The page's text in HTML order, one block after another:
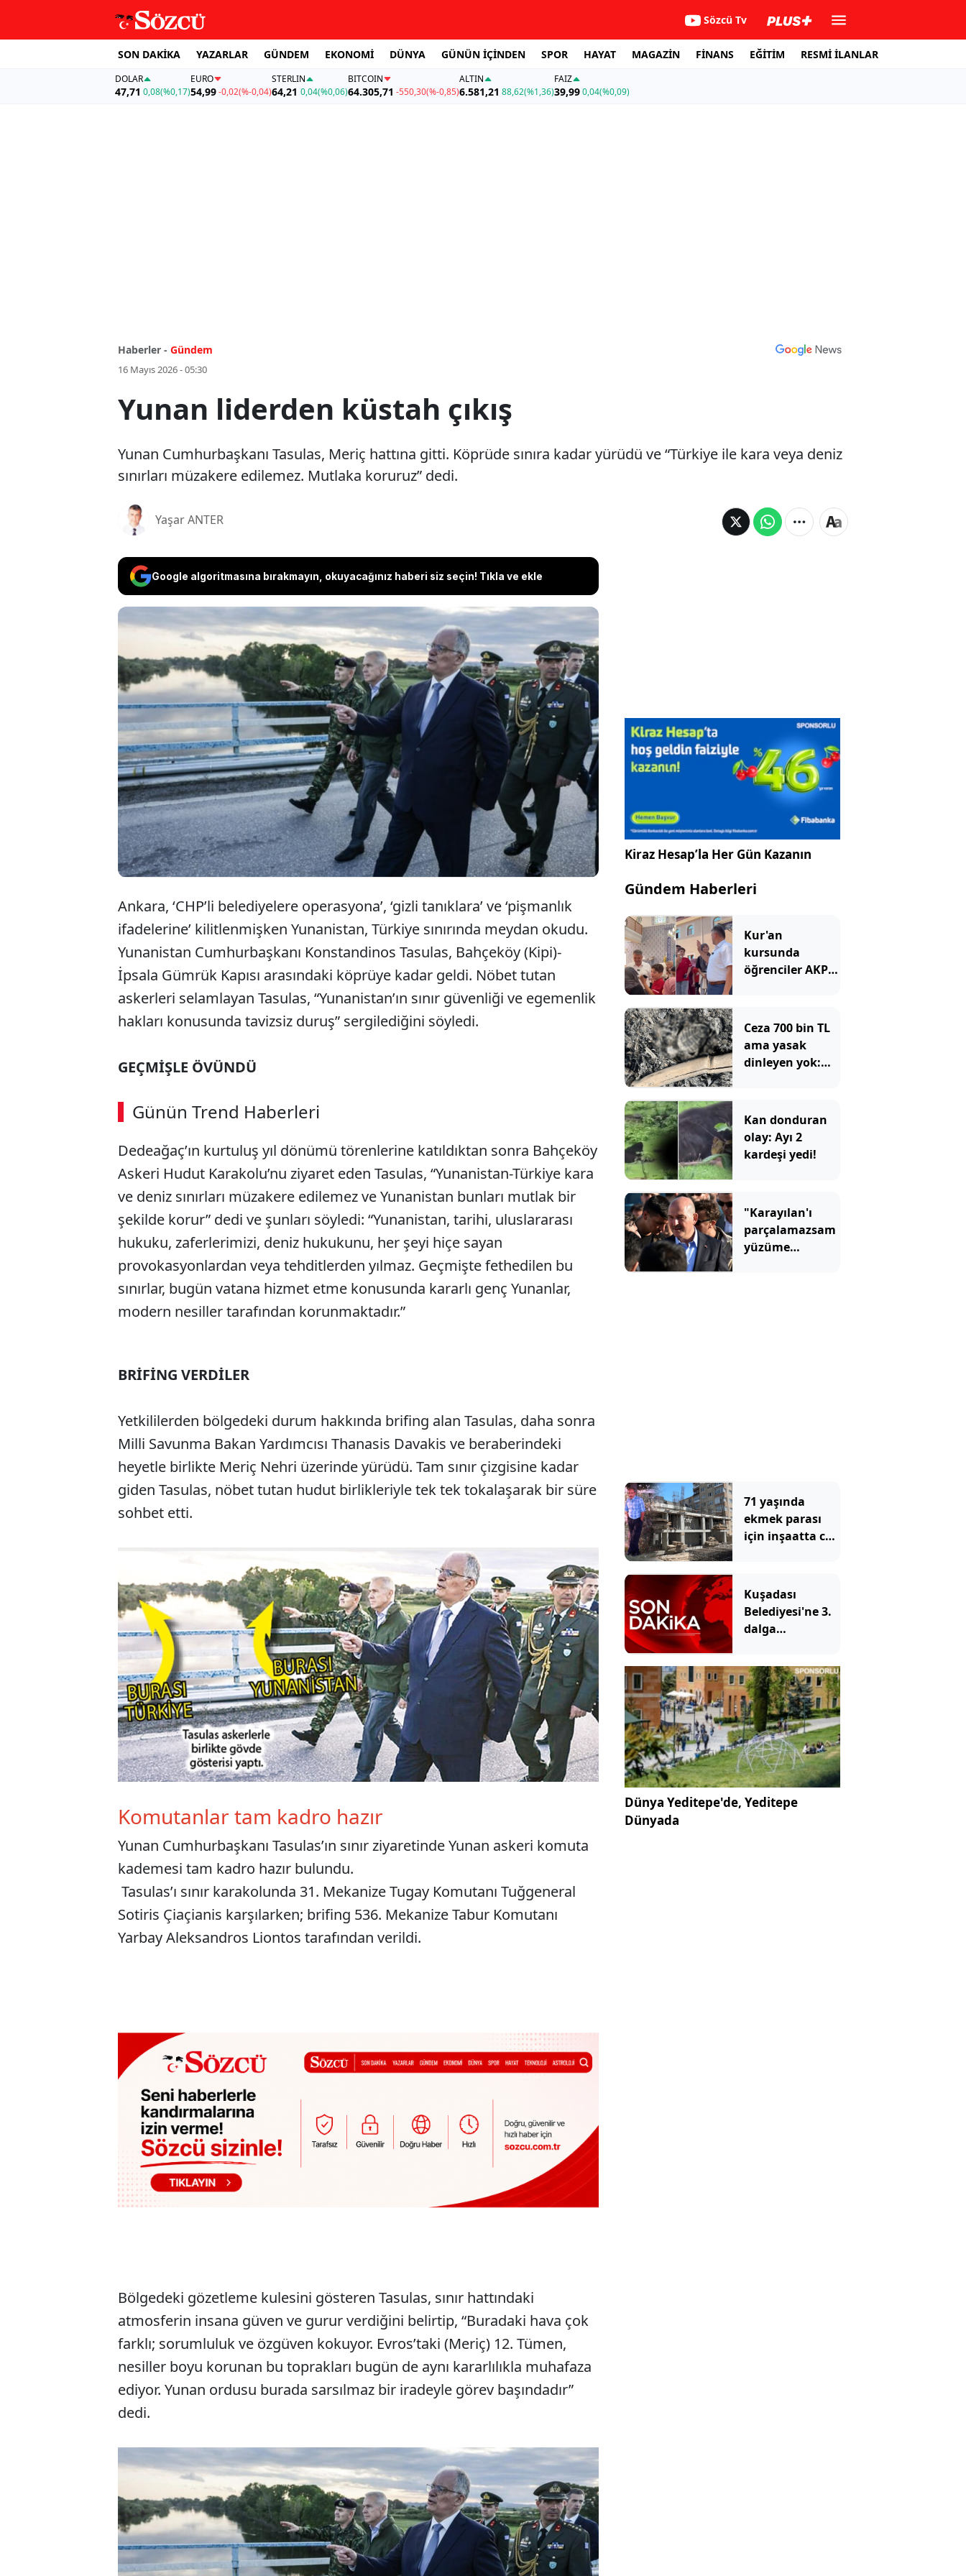
Sözcü Tv
SON DAKİKA YAZARLAR GÜNDEM EKONOMİ DÜNYA GÜNÜN İÇİNDEN SPOR HAYAT MAGAZİN FİNANS EĞİTİM RESMİ İLANLAR
DOLAR
47,71 0,08(%0,17)
EURO
54,99 -0,02(%-0,04)
STERLIN
64,21 0,04(%0,06)
BITCOIN
64.305,71 -550,30(%-0,85)
ALTIN
6.581,21 88,62(%1,36)
FAİZ
39,990,04(%0,09)
Haberler - Gündem
16 Mayıs 2026 - 05:30
Yunan liderden küstah çıkış
Yunan Cumhurbaşkanı Tasulas, Meriç hattına gitti. Köprüde sınıra kadar yürüdü ve “Türkiye ile kara veya deniz
sınırları müzakere edilemez. Mutlaka koruruz” dedi.
Yaşar ANTER
Google algoritmasına bırakmayın, okuyacağınız haberi siz seçin! Tıkla ve ekle
Yunan Cumhurbaşkanı Tasulas, Meriç hattına gitti.
Köprüde sınıra kadar yürüdü ve “Türkiye ile kara veya
deniz sınırları müzakere edilemez. Mutlaka koruruz”
dedi.
Ankara, ‘CHP’li belediyelere operasyona’, ‘gizli tanıklara’ ve ‘pişmanlık
ifadelerine’ kilitlenmişken Yunanistan, Türkiye sınırında meydan okudu.
Yunanistan Cumhurbaşkanı Konstandinos Tasulas, Bahçeköy (Kipi)-
İpsala Gümrük Kapısı arasındaki köprüye kadar geldi. Nöbet tutan
askerleri selamlayan Tasulas, “Yunanistan’ın sınır güvenliği ve egemenlik
hakları konusunda tavizsiz duruş” sergilediğini söyledi.
GEÇMİŞLE ÖVÜNDÜ
Günün Trend Haberleri
Dedeağaç’ın kurtuluş yıl dönümü törenlerine katıldıktan sonra Bahçeköy
Askeri Hudut Karakolu’nu ziyaret eden Tasulas, “Yunanistan-Türkiye kara
ve deniz sınırları müzakere edilemez ve Yunanistan bunları mutlak bir
şekilde korur” dedi ve şunları söyledi: “Yunanistan, tarihi, uluslararası
hukuku, zaferlerimizi, deniz hukukunu, her şeyi hiçe sayan
provokasyonlardan veya tehditlerden yılmaz. Geçmişte fethedilen bu
sınırlar, bugün vatana hizmet etme konusunda kararlı genç Yunanlar,
modern nesiller tarafından korunmaktadır.”
BRİFİNG VERDİLER
Yetkililerden bölgedeki durum hakkında brifing alan Tasulas, daha sonra
Milli Savunma Bakan Yardımcısı Thanasis Davakis ve beraberindeki
heyetle birlikte Meriç Nehri üzerinde yürüdü. Tam sınır çizgisine kadar
giden Tasulas, nöbet tutan hudut birlikleriyle tek tek tokalaşarak bir süre
sohbet etti.
Komutanlar tam kadro hazır
Yunan Cumhurbaşkanı Tasulas’ın sınır ziyaretinde Yunan askeri komuta
kademesi tam kadro hazır bulundu.
Tasulas’ı sınır karakolunda 31. Mekanize Tugay Komutanı Tuğgeneral
Sotiris Çiaçianis karşılarken; brifing 536. Mekanize Tabur Komutanı
Yarbay Aleksandros Liontos tarafından verildi.
Bölgedeki gözetleme kulesini gösteren Tasulas, sınır hattındaki
atmosferin insana güven ve gurur verdiğini belirtip, “Buradaki hava çok
farklı; sorumluluk ve özgüven kokuyor. Evros’taki (Meriç) 12. Tümen,
nesiller boyu korunan bu toprakları bugün de aynı kararlılıkla muhafaza
ediyor. Yunan ordusu burada sarsılmaz bir iradeyle görev başındadır”
dedi.
Kiraz Hesap’la Her Gün Kazanın
Gündem Haberleri
Kur'an
kursunda
öğrenciler AKP'li
istedi
Ceza 700 bin TL
ama yasak
dinleyen yok:
yavrusu öldü
Kan donduran
olay: Ayı 2
kardeşi yedi!
"Karayılan'ı
parçalamazsam
yüzüme
71 yaşında
ekmek parası
için inşaatta can
Kuşadası
Belediyesi'ne 3.
dalga
Parti'li
milletvekilinin
kızı ve damadı
gözaltında
Dünya Yeditepe'de, Yeditepe
Dünyada